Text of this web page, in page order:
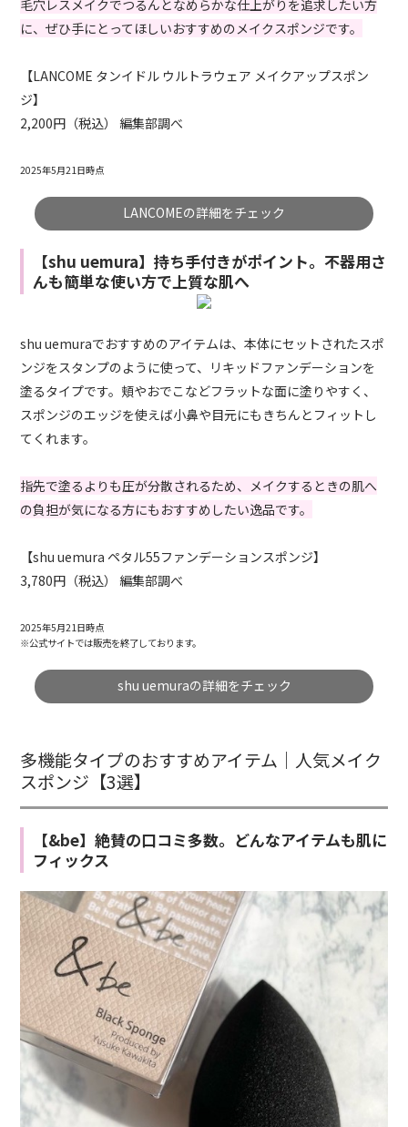
毛穴レスメイクでつるんとなめらかな仕上がりを追求したい方
に、ぜひ手にとってほしいおすすめのメイクスポンジです。
【LANCOME タンイドル ウルトラウェア メイクアップスポン
ジ】
2,200円（税込） 編集部調べ
2025年5月21日時点
LANCOMEの詳細をチェック
【shu uemura】持ち手付きがポイント。不器用さ
んも簡単な使い方で上質な肌へ
shu uemuraでおすすめのアイテムは、本体にセットされたスポ
ンジをスタンプのように使って、リキッドファンデーションを
塗るタイプです。頬やおでこなどフラットな面に塗りやすく、
スポンジのエッジを使えば小鼻や目元にもきちんとフィットし
てくれます。
指先で塗るよりも圧が分散されるため、メイクするときの肌へ
の負担が気になる方にもおすすめしたい逸品です。
【shu uemura ペタル55ファンデーションスポンジ】
3,780円（税込） 編集部調べ
2025年5月21日時点
※公式サイトでは販売を終了しております。
shu uemuraの詳細をチェック
多機能タイプのおすすめアイテム｜人気メイク
スポンジ【3選】
【&be】絶賛の口コミ多数。どんなアイテムも肌に
フィックス